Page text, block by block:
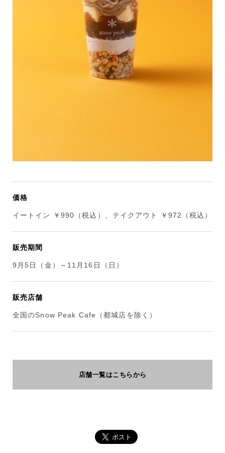
価格
イートイン ￥990（税込）、テイクアウト ￥972（税込）
販売期間
9月5日（金）～11月16日（日）
販売店舗
全国のSnow Peak Cafe（都城店を除く）
店舗一覧はこちらから